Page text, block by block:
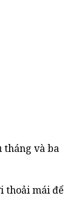
tháng và ba
thoải mái để